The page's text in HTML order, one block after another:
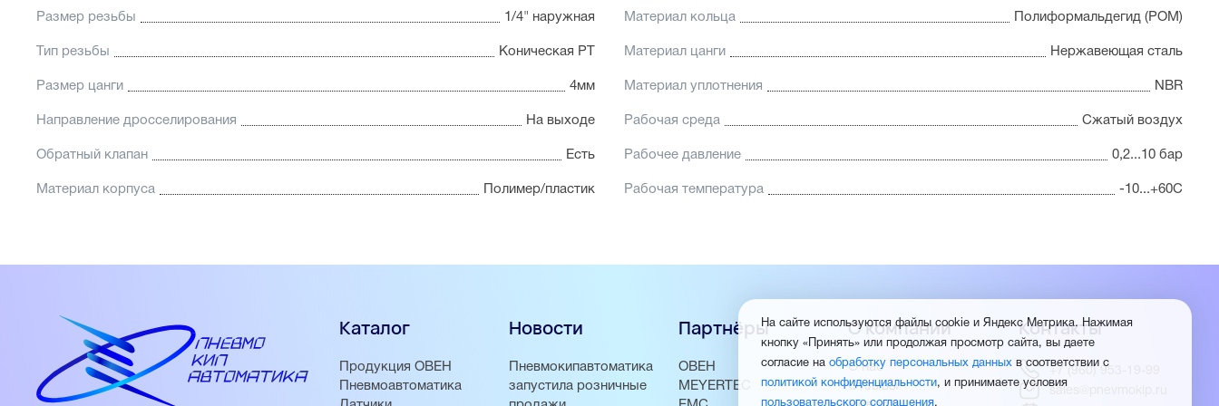
Размер резьбы 1/4" наружная Материал кольца Полиформальдегид (POM)
Тип резьбы Коническая PT Материал цанги Нержавеющая сталь
Размер цанги 4мм Материал уплотнения NBR
Направление дросселирования На выходе Рабочая среда Сжатый воздух
Обратный клапан Есть Рабочее давление 0,2...10 бар
Материал корпуса Полимер/пластик Рабочая температура -10...+60С
Каталог
Продукция ОВЕН
Пневмоавтоматика
Новости
Пневмокипавтоматика
запустила розничные
Партнёры
ОВЕН
MEYERTEC
О компании
О нас
Отзывы
Контакты
+7 (960) 953-19-99
sales@pnevmokip.ru
На сайте используются файлы cookie и Яндекс Метрика. Нажимая
кнопку «Принять» или продолжая просмотр сайта, вы даете
согласие на обработку персональных данных в соответствии с
политикой конфиденциальности, и принимаете условия
пользовательского соглашения.